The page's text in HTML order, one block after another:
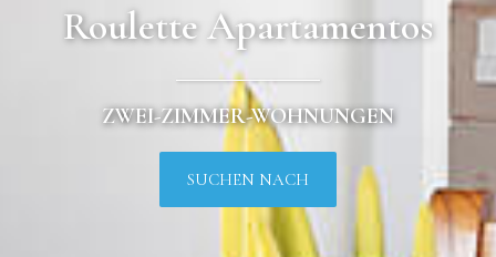
Roulette Apartamentos
ZWEI-ZIMMER-WOHNUNGEN
SUCHEN NACH